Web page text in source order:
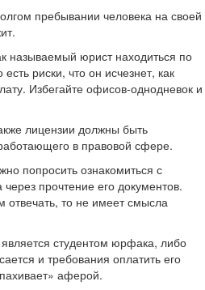
пребывании человека на своей
называемый юрист находиться по
риски, что он исчезнет, как
Избегайте офисов-однодневок и
лицензии должны быть
в правовой сфере.
попросить ознакомиться с
прочтение его документов.
отвечать, то не имеет смысла
студентом юрфака, либо
и требования оплатить его
аферой.